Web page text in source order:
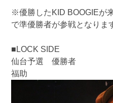
※優勝したKID BOOGIEが
で準優勝者が参戦となりま
■LOCK SIDE
仙台予選 優勝者
福助